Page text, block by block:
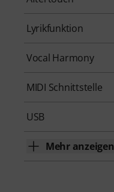
Lyrikfunktion
Vocal Harmony
MIDI Schnittstelle
USB
Mehr anzeigen